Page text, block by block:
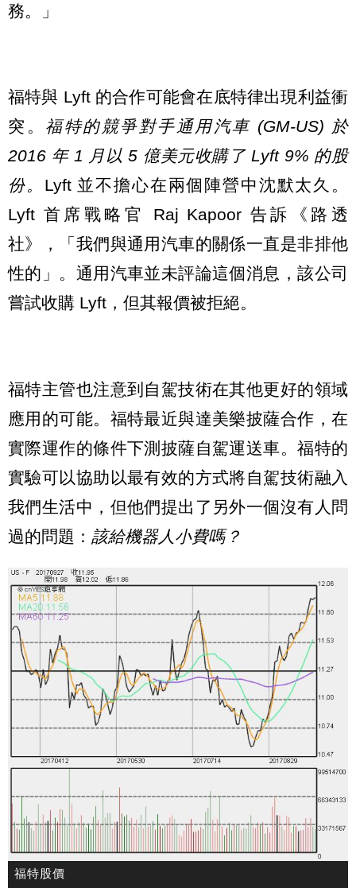
務。」
福特與 Lyft 的合作可能會在底特律出現利益衝
突。 福特的競爭對手通用汽車 (GM-US) 於
2016 年 1 月以 5 億美元收購了 Lyft 9% 的股
份。 Lyft 並不擔心在兩個陣營中沈默太久。
Lyft 首席戰略官 Raj Kapoor 告訴《路透
社》，「我們與通用汽車的關係一直是非排他
性的」。通用汽車並未評論這個消息，該公司
嘗試收購 Lyft，但其報價被拒絕。
福特主管也注意到自駕技術在其他更好的領域
應用的可能。福特最近與達美樂披薩合作，在
實際運作的條件下測披薩自駕運送車。福特的
實驗可以協助以最有效的方式將自駕技術融入
我們生活中，但他們提出了另外一個沒有人問
過的問題： 該給機器人小費嗎？
福特股價